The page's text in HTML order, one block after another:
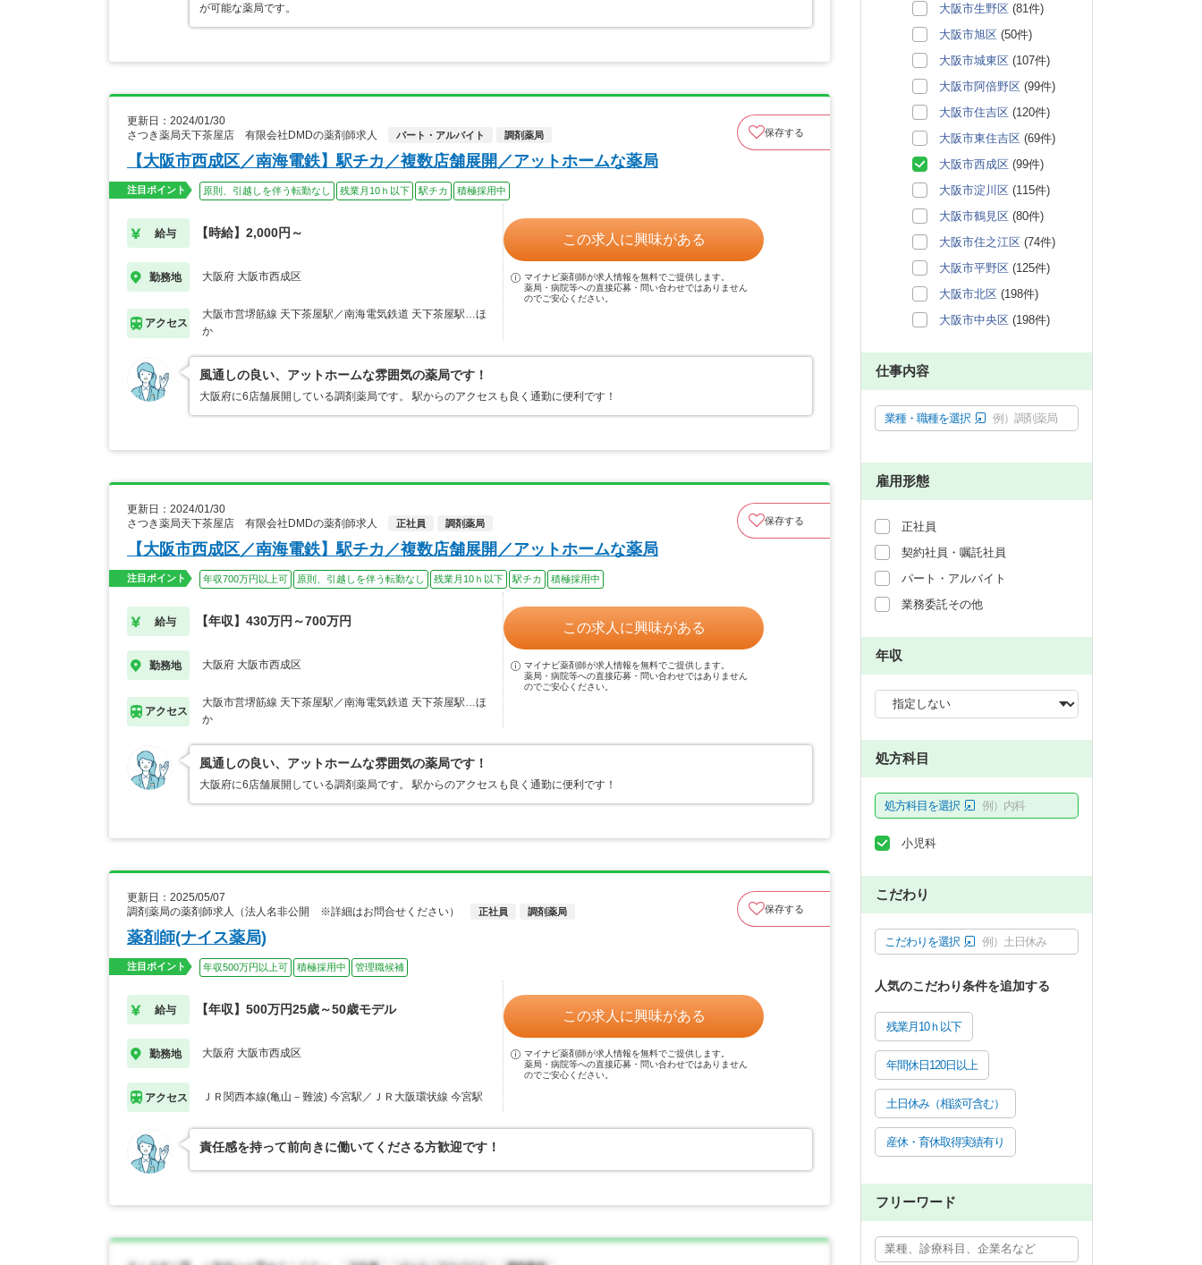
が可能な薬局です。
更新日：2024/01/30
さつき薬局天下茶屋店 有限会社DMDの薬剤師求人
パート・アルバイト 調剤薬局 保存する
【大阪市西成区／南海電鉄】駅チカ／複数店舗展開／アットホームな薬局
注目ポイント 原則、引越しを伴う転勤なし 残業月10ｈ以下 駅チカ 積極採用中
給与 【時給】2,000円～
勤務地 大阪府 大阪市西成区
アクセス
大阪市営堺筋線 天下茶屋駅／南海電気鉄道 天下茶屋駅…ほ
か
この求人に興味がある
マイナビ薬剤師が求人情報を無料でご提供します。
薬局・病院等への直接応募・問い合わせではありません
のでご安心ください。
風通しの良い、アットホームな雰囲気の薬局です！
大阪府に6店舗展開している調剤薬局です。 駅からのアクセスも良く通勤に便利です！
更新日：2024/01/30
さつき薬局天下茶屋店 有限会社DMDの薬剤師求人
正社員 調剤薬局 保存する
【大阪市西成区／南海電鉄】駅チカ／複数店舗展開／アットホームな薬局
注目ポイント 年収700万円以上可 原則、引越しを伴う転勤なし 残業月10ｈ以下 駅チカ 積極採用中
給与 【年収】430万円～700万円
勤務地 大阪府 大阪市西成区
アクセス
大阪市営堺筋線 天下茶屋駅／南海電気鉄道 天下茶屋駅…ほ
か
この求人に興味がある
マイナビ薬剤師が求人情報を無料でご提供します。
薬局・病院等への直接応募・問い合わせではありません
のでご安心ください。
風通しの良い、アットホームな雰囲気の薬局です！
大阪府に6店舗展開している調剤薬局です。 駅からのアクセスも良く通勤に便利です！
更新日：2025/05/07
調剤薬局の薬剤師求人（法人名非公開 ※詳細はお問合せください）
正社員 調剤薬局 保存する
薬剤師(ナイス薬局)
注目ポイント 年収500万円以上可 積極採用中 管理職候補
給与 【年収】500万円25歳～50歳モデル
勤務地 大阪府 大阪市西成区
アクセス ＪＲ関西本線(亀山－難波) 今宮駅／ＪＲ大阪環状線 今宮駅
この求人に興味がある
マイナビ薬剤師が求人情報を無料でご提供します。
薬局・病院等への直接応募・問い合わせではありません
のでご安心ください。
責任感を持って前向きに働いてくださる方歓迎です！
大阪市生野区 (81件)
大阪市旭区 (50件)
大阪市城東区 (107件)
大阪市阿倍野区 (99件)
大阪市住吉区 (120件)
大阪市東住吉区 (69件)
大阪市西成区 (99件)
大阪市淀川区 (115件)
大阪市鶴見区 (80件)
大阪市住之江区 (74件)
大阪市平野区 (125件)
大阪市北区 (198件)
大阪市中央区 (198件)
仕事内容
業種・職種を選択 例）調剤薬局
雇用形態
正社員
契約社員・嘱託社員
パート・アルバイト
業務委託その他
年収
処方科目
処方科目を選択 例）内科
小児科
こだわり
こだわりを選択 例）土日休み
人気のこだわり条件を追加する
残業月10ｈ以下
年間休日120日以上
土日休み（相談可含む）
産休・育休取得実績有り
フリーワード